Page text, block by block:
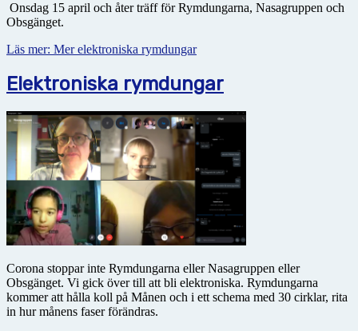
Onsdag 15 april och åter träff för Rymdungarna, Nasagruppen och
Obsgänget.
Läs mer: Mer elektroniska rymdungar
Elektroniska rymdungar
Corona stoppar inte Rymdungarna eller Nasagruppen eller
Obsgänget. Vi gick över till att bli elektroniska. Rymdungarna
kommer att hålla koll på Månen och i ett schema med 30 cirklar, rita
in hur månens faser förändras.